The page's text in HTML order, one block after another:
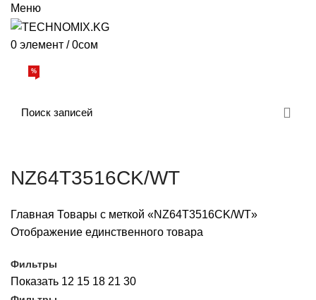
Меню
0 элемент / 0сом
АКЦИИ
%
NZ64T3516CK/WT
Главная Товары с меткой «NZ64T3516CK/WT»
Отображение единственного товара
Фильтры
Показать 12 15 18 21 30